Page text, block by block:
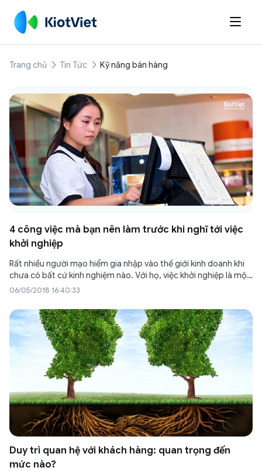

Trang chủ Tin Tức Kỹ năng bán hàng
4 công việc mà bạn nên làm trước khi nghĩ tới việc
khởi nghiệp
Rất nhiều người mạo hiểm gia nhập vào thế giới kinh doanh khi
chưa có bất cứ kinh nghiệm nào. Với họ, việc khởi nghiệp là một
bước đi vô cùng mạo hiểm mà thất bại là điều được họ sẵn sàng
06/05/2018 16:40:33
Duy trì quan hệ với khách hàng: quan trọng đến
mức nào?